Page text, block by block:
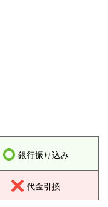
銀行振り込み
代金引換